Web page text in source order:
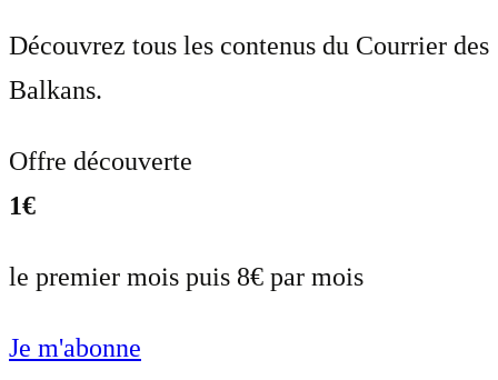
Découvrez tous les contenus du Courrier des
Balkans.
Offre découverte
1€
le premier mois puis 8€ par mois
Je m'abonne